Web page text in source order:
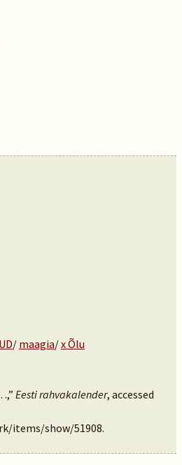
/ maagia/x Õlu
Eesti rahvakalender, accessed
items/show/51908.